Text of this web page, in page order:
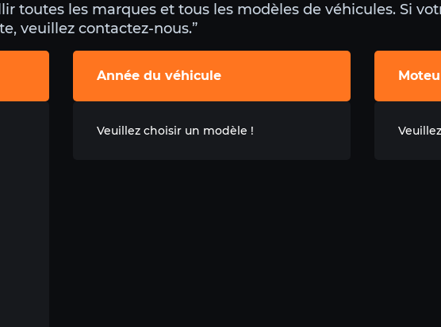
toutes les marques et tous les modèles de véhicules. Si
veuillez contactez-nous.”
Année du véhicule
Veuillez choisir un modèle !